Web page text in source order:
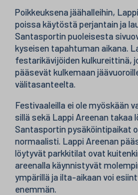
Poikkeuksena jäähalleihin,
poissa käytöstä perjantain ja
Santasportin puoleisesta
kyseisen tapahtuman aikana.
festarikävijöiden kulkureittinä,
pääsevät kulkemaan
välitasanteelta.
Festivaaleilla ei ole myöskään
sillä sekä Lappi Areenan
Santasportin pysäköintipaikat
normaalisti. Lappi Areenan
löytyvät parkkitilat ovat
areenalla käynnistyvät
ympärillä ja ilta-aikaan voi
enemmän.